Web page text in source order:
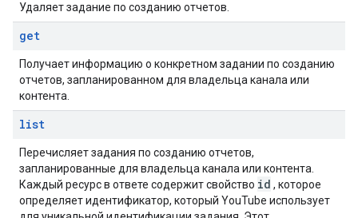
Удаляет задание по созданию отчетов.
get
Получает информацию о конкретном задании по созданию
отчетов, запланированном для владельца канала или
контента.
list
Перечисляет задания по созданию отчетов,
запланированные для владельца канала или контента.
Каждый ресурс в ответе содержит свойство id , которое
определяет идентификатор, который YouTube использует